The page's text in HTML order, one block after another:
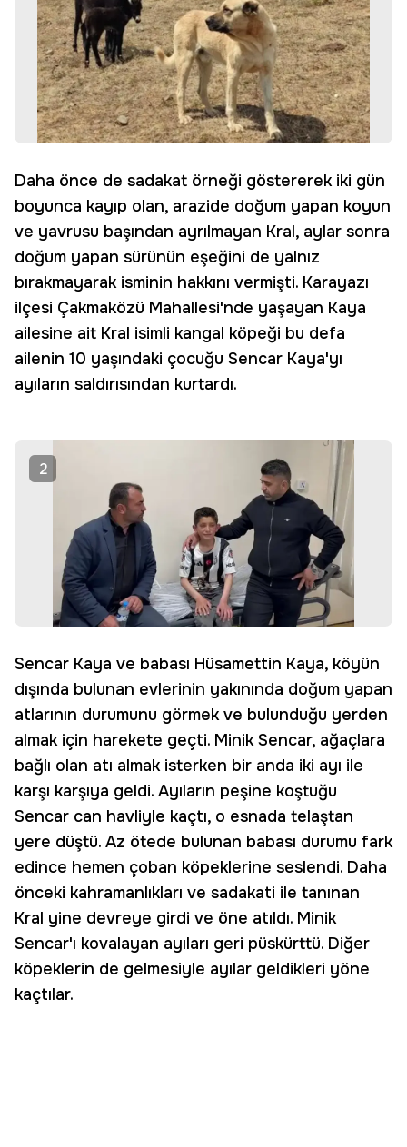
Daha önce de sadakat örneği göstererek iki gün
boyunca kayıp olan, arazide doğum yapan koyun
ve yavrusu başından ayrılmayan Kral, aylar sonra
doğum yapan sürünün eşeğini de yalnız
bırakmayarak isminin hakkını vermişti. Karayazı
ilçesi Çakmaközü Mahallesi'nde yaşayan Kaya
ailesine ait Kral isimli kangal köpeği bu defa
ailenin 10 yaşındaki çocuğu Sencar Kaya'yı
ayıların saldırısından kurtardı.
2
Sencar Kaya ve babası Hüsamettin Kaya, köyün
dışında bulunan evlerinin yakınında doğum yapan
atlarının durumunu görmek ve bulunduğu yerden
almak için harekete geçti. Minik Sencar, ağaçlara
bağlı olan atı almak isterken bir anda iki ayı ile
karşı karşıya geldi. Ayıların peşine koştuğu
Sencar can havliyle kaçtı, o esnada telaştan
yere düştü. Az ötede bulunan babası durumu fark
edince hemen çoban köpeklerine seslendi. Daha
önceki kahramanlıkları ve sadakati ile tanınan
Kral yine devreye girdi ve öne atıldı. Minik
Sencar'ı kovalayan ayıları geri püskürttü. Diğer
köpeklerin de gelmesiyle ayılar geldikleri yöne
kaçtılar.